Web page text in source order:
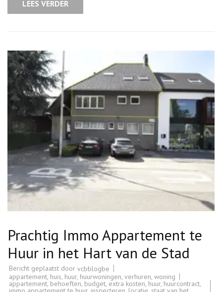
LEES VERDER
Prachtig Immo Appartement te
Huur in het Hart van de Stad
Bericht geplaatst door vcbblogbe
appartement huis huur, huurwoningen verhuren woning
appartement behoeften budget extra kosten huur, huurcontract